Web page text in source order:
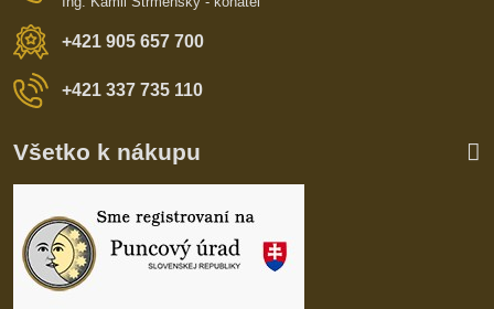
+421 905 657 700
+421 337 735 110
Všetko k nákupu